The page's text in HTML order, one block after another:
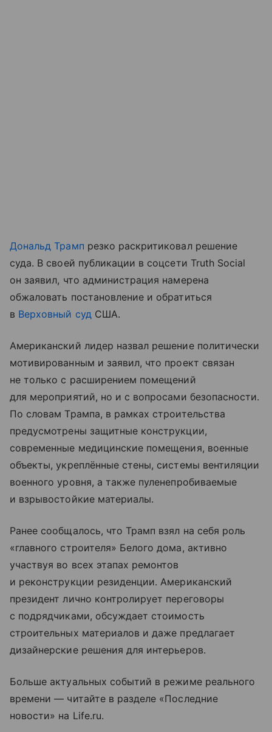
Дональд Трамп резко раскритиковал решение
суда. В своей публикации в соцсети Truth Social
он заявил, что администрация намерена
обжаловать постановление и обратиться
в Верховный суд США.
Американский лидер назвал решение политически
мотивированным и заявил, что проект связан
не только с расширением помещений
для мероприятий, но и с вопросами безопасности.
По словам Трампа, в рамках строительства
предусмотрены защитные конструкции,
современные медицинские помещения, военные
объекты, укреплённые стены, системы вентиляции
военного уровня, а также пуленепробиваемые
и взрывостойкие материалы.
Ранее сообщалось, что Трамп взял на себя роль
«главного строителя» Белого дома, активно
участвуя во всех этапах ремонтов
и реконструкции резиденции. Американский
президент лично контролирует переговоры
с подрядчиками, обсуждает стоимость
строительных материалов и даже предлагает
дизайнерские решения для интерьеров.
Больше актуальных событий в режиме реального
времени — читайте в разделе «Последние
новости» на Life.ru.